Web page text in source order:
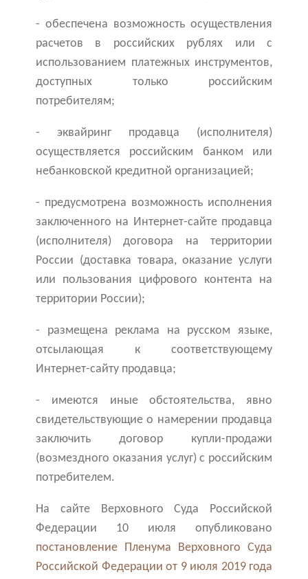
- обеспечена возможность осуществления
расчетов в российских рублях или с
использованием платежных инструментов,
доступных только российским
потребителям;
- эквайринг продавца (исполнителя)
осуществляется российским банком или
небанковской кредитной организацией;
- предусмотрена возможность исполнения
заключенного на Интернет-сайте продавца
(исполнителя) договора на территории
России (доставка товара, оказание услуги
или пользования цифрового контента на
территории России);
- размещена реклама на русском языке,
отсылающая к соответствующему
Интернет-сайту продавца;
- имеются иные обстоятельства, явно
свидетельствующие о намерении продавца
заключить договор купли-продажи
(возмездного оказания услуг) с российским
потребителем.
На сайте Верховного Суда Российской
Федерации 10 июля опубликовано
постановление Пленума Верховного Суда
Российской Федерации от 9 июля 2019 года